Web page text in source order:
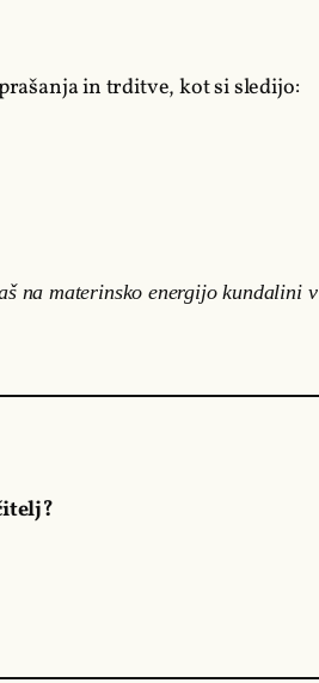
in trditve, kot si sledijo:
na materinsko energijo kundalini v